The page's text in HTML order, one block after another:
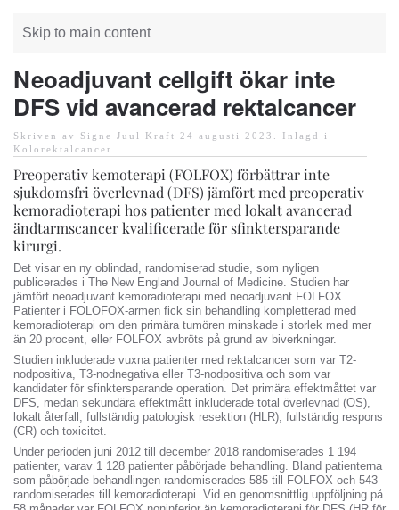
Skip to main content
Neoadjuvant cellgift ökar inte
DFS vid avancerad rektalcancer
Skriven av Signe Juul Kraft 24 augusti 2023
. Inlagd i
Kolorektalcancer
Preoperativ kemoterapi (FOLFOX) förbättrar inte
sjukdomsfri överlevnad (DFS) jämfört med preoperativ
kemoradioterapi hos patienter med lokalt avancerad
ändtarmscancer kvalificerade för sfinktersparande
kirurgi.
Det visar en ny oblindad, randomiserad studie, som nyligen
publicerades i The New England Journal of Medicine. Studien har
jämfört neoadjuvant kemoradioterapi med neoadjuvant FOLFOX.
Patienter i FOLOFOX-armen fick sin behandling kompletterad med
kemoradioterapi om den primära tumören minskade i storlek med mer
än 20 procent, eller FOLFOX avbröts på grund av biverkningar.
Studien inkluderade vuxna patienter med rektalcancer som var T2-
nodpositiva, T3-nodnegativa eller T3-nodpositiva och som var
kandidater för sfinktersparande operation. Det primära effektmåttet var
DFS, medan sekundära effektmått inkluderade total överlevnad (OS),
lokalt återfall, fullständig patologisk resektion (HLR), fullständig respons
(CR) och toxicitet.
Under perioden juni 2012 till december 2018 randomiserades 1 194
patienter, varav 1 128 patienter påbörjade behandling. Bland patienterna
som påbörjade behandlingen randomiserades 585 till FOLFOX och 543
randomiserades till kemoradioterapi. Vid en genomsnittlig uppföljning på